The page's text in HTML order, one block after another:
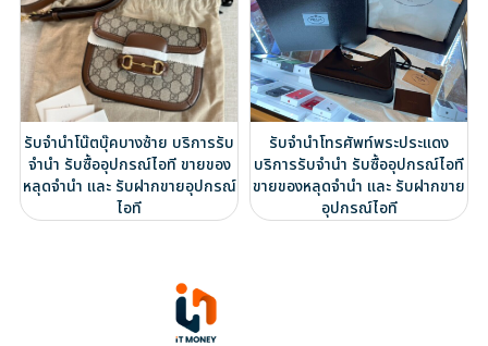
รับจำนำโน๊ตบุ๊คบางซ้าย บริการรับ
จำนำ รับซื้ออุปกรณ์ไอที ขายของ
หลุดจำนำ และ รับฝากขายอุปกรณ์
ไอที
รับจำนำโทรศัพท์พระประแดง
บริการรับจำนำ รับซื้ออุปกรณ์ไอที
ขายของหลุดจำนำ และ รับฝากขาย
อุปกรณ์ไอที